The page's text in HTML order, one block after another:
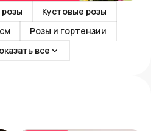
Кустовые розы
Розы и гортензии
все